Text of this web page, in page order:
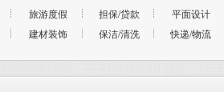
旅游度假 担保/贷款
平面设计
建材装饰 保洁/清洗 快递/物流